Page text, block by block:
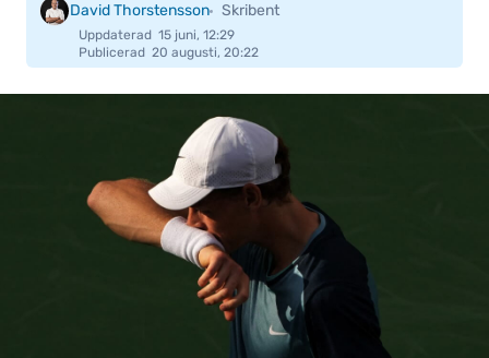
David Thorstensson Skribent
Uppdaterad 15 juni, 12:29
Publicerad 20 augusti, 20:22